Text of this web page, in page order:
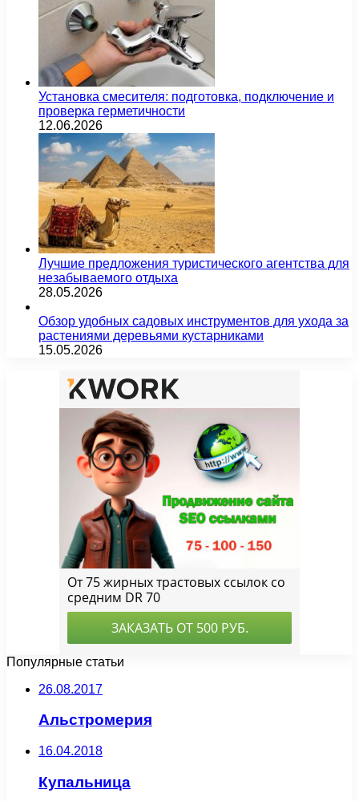
Установка смесителя: подготовка, подключение и
проверка герметичности
12.06.2026
Лучшие предложения туристического агентства для
незабываемого отдыха
28.05.2026
Обзор удобных садовых инструментов для ухода за
растениями деревьями кустарниками
15.05.2026
Популярные статьи
26.08.2017
Альстромерия
16.04.2018
Купальница